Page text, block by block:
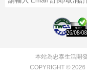
26/08/08
本站為忠泰生活開
COPYRIGHT © 2026